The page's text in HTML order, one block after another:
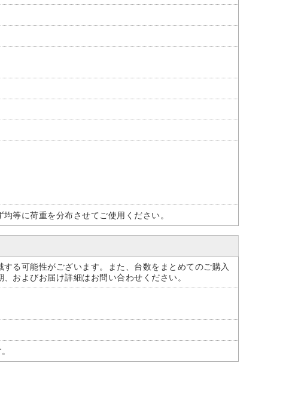
等に荷重を分布させてご使用ください。
る可能性がございます。また、台数をまとめてのご購入
およびお届け詳細はお問い合わせください。